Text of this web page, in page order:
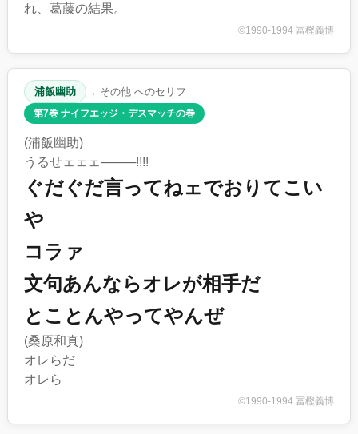
れ、葛藤の結果。
©1990-1994 冨樫義博
浦飯幽助 → その他 へのセリフ
第7巻 ナイフエッジ・デスマッチの巻
(浦飯幽助)
うるせェェェ────!!!!
ぐだぐだ言ってねェでおりてこい
や
コラァ
文句あんならオレが相手だ
とことんやってやんぜ
(桑原和真)
オレらだ
オレら
©1990-1994 冨樫義博